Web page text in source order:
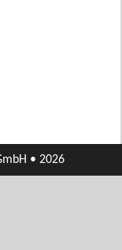
• 2026